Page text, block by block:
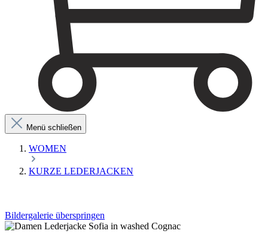
Menü schließen
WOMEN
KURZE LEDERJACKEN
Bildergalerie überspringen